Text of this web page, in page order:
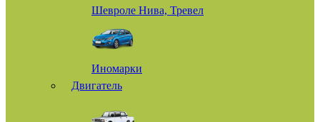
Шевроле Нива, Тревел
Иномарки
Двигатель